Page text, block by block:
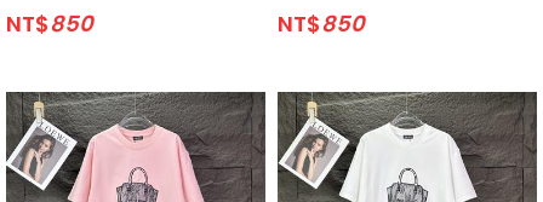
NT$850 NT$850